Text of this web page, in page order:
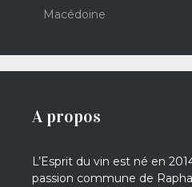
Macédoine
A propos
L’Esprit du vin est né en
passion commune de